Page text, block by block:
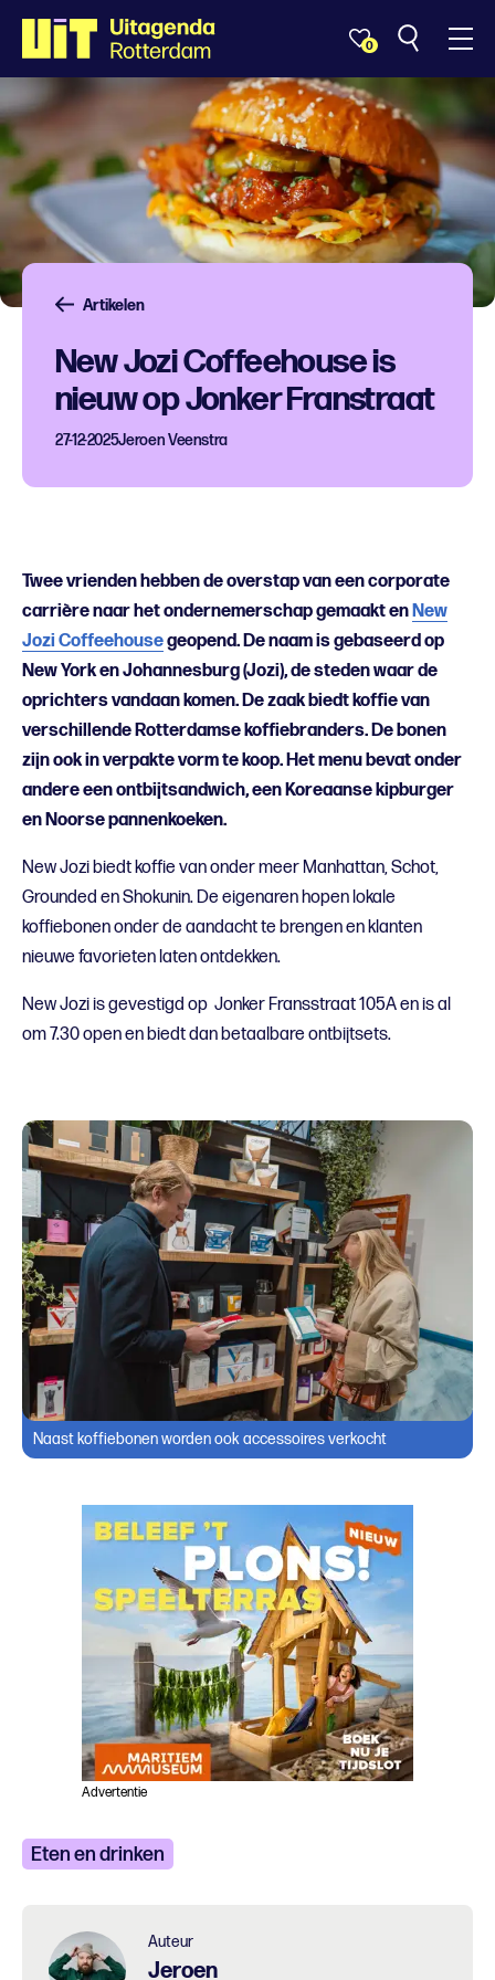
0
Artikelen
New Jozi Coffeehouse is
nieuw op Jonker Franstraat
27-12-2025Jeroen Veenstra
Twee vrienden hebben de overstap van een corporate
carrière naar het ondernemerschap gemaakt enNew
Jozi Coffeehousegeopend. De naam is gebaseerd op
New York en Johannesburg (Jozi), de steden waar de
oprichters vandaan komen. De zaak biedt koffie van
verschillende Rotterdamse koffiebranders. De bonen
zijn ook in verpakte vorm te koop. Het menu bevat onder
andere een ontbijtsandwich, een Koreaanse kipburger
en Noorse pannenkoeken.
New Jozi biedt koffie van onder meer Manhattan, Schot,
Grounded en Shokunin. De eigenaren hopen lokale
koffiebonen onder de aandacht te brengen en klanten
nieuwe favorieten laten ontdekken.
New Jozi is gevestigd op Jonker Fransstraat 105A en is al
om 7.30 open en biedt dan betaalbare ontbijtsets.
Naast koffiebonen worden ook accessoires verkocht
Advertentie
Eten en drinken
Auteur
Jeroen